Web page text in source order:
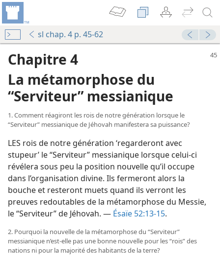
sl chap. 4 p. 45-62
Chapitre 4
La métamorphose du
“Serviteur” messianique
1. Comment réagiront les rois de notre génération lorsque le
“Serviteur” messianique de Jéhovah manifestera sa puissance?
LES rois de notre génération ‘regarderont avec
stupeur’ le “Serviteur” messianique lorsque celui-ci
révélera sous peu la position nouvelle qu’il occupe
dans l’organisation divine. Ils fermeront alors la
bouche et resteront muets quand ils verront les
preuves redoutables de la métamorphose du Messie,
le “Serviteur” de Jéhovah. — Ésaïe 52:13-15.
2. Pourquoi la nouvelle de la métamorphose du “Serviteur”
messianique n’est-​elle pas une bonne nouvelle pour les “rois” des
nations ni pour la majorité des habitants de la terre?